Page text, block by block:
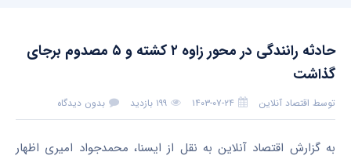
حادثه رانندگی در محور زاوه ۲ کشته و ۵ مصدوم برجای
گذاشت
توسط اقتصاد آنلاین ۱۴۰۳-۰۷-۲۴ ۱۹۹ بازدید بدون دیدگاه
به گزارش اقتصاد آنلاین به نقل از ایسنا، محمدجواد امیری اظهار